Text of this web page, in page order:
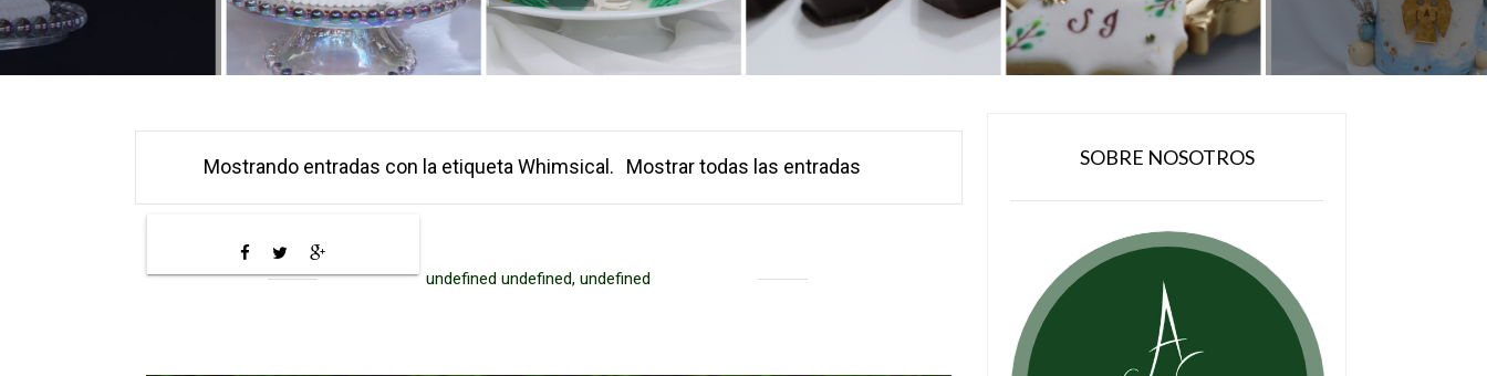
Mostrando entradas con la etiqueta Whimsical . Mostrar todas las entradas
undefined undefined, undefined
SOBRE NOSOTROS